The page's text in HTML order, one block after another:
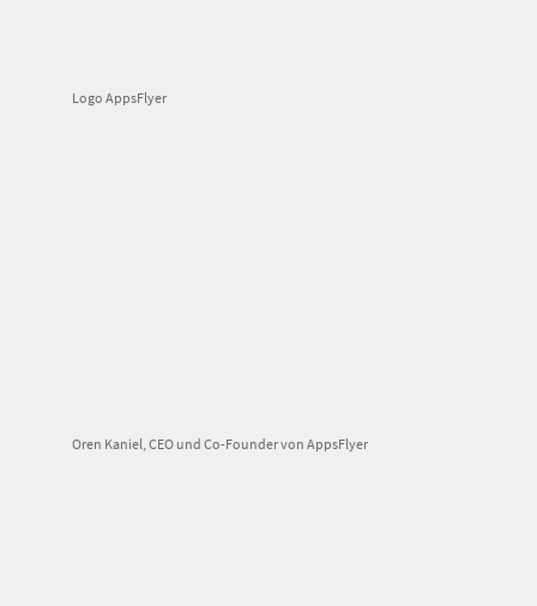
Logo AppsFlyer
Oren Kaniel, CEO und Co-Founder von AppsFlyer